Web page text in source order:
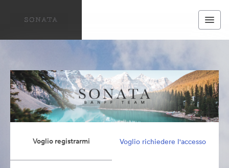
Voglio registrarmi Voglio richiedere l'accesso